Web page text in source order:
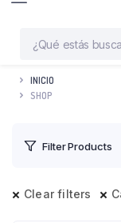
INICIO
SHOP
Filter Products
Clear filters